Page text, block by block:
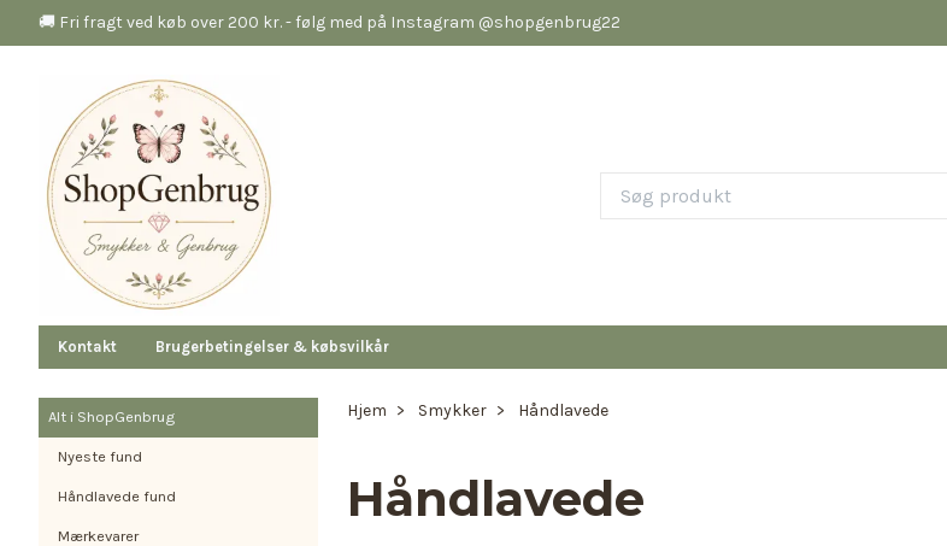
🚚 Fri fragt ved køb over 200 kr. - følg med på Instagram @shopgenbrug22
Kontakt Brugerbetingelser & købsvilkår
Alt i ShopGenbrug
Nyeste fund
Håndlavede fund
Mærkevarer
Hjem Smykker Håndlavede
Håndlavede